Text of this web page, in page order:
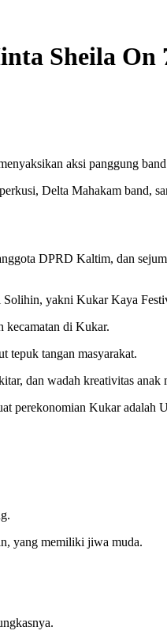
Sheila On
aksi panggung
Delta Mahakam band,
DPRD Kaltim, dan
Solihin, yakni Kukar Kaya
kecamatan di Kukar.
tepuk tangan masyarakat.
dan wadah kreativitas anak
perekonomian Kukar adalah
yang memiliki jiwa muda.